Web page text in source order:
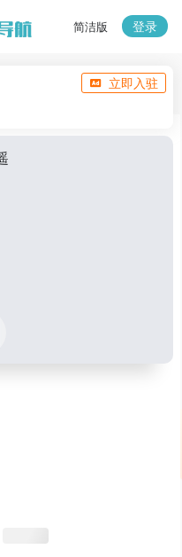
简洁版 登录
立即入驻